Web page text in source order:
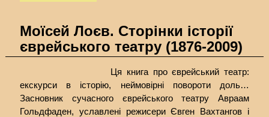
Моїсей Лоєв. Сторінки історії
єврейського театру (1876-2009)
Ця книга про єврейський театр:
екскурси в історію, неймовірні повороти доль…
Засновник сучасного єврейського театру Авраам
Гольдфаден, уславлені режисери Євген Вахтангов і